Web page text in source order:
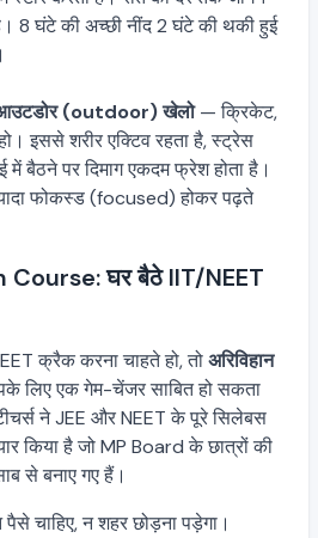
8 घंटे की अच्छी नींद 2 घंटे की थकी हुई
(outdoor) खेलो— क्रिकेट,
इससे शरीर एक्टिव रहता है, स्ट्रेस
में बैठने पर दिमाग एकदम फ्रेश होता है।
फोकस्ड (focused) होकर पढ़ते
Course: घर बैठे IIT/NEET
क्रैक करना चाहते हो, तोअरिविहान
लिए एक गेम-चेंजर साबित हो सकता
ने JEE और NEET के पूरे सिलेबस
किया है जो MP Board के छात्रों की
से बनाए गए हैं।
चाहिए, न शहर छोड़ना पड़ेगा।